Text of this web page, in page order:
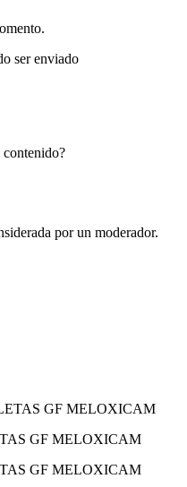
ser enviado
contenido?
por un moderador.
GF MELOXICAM
GF MELOXICAM